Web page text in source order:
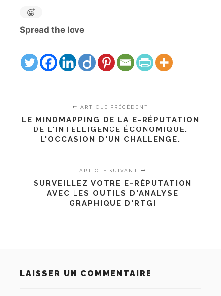
Spread the love
ARTICLE PRÉCÉDENT
LE MINDMAPPING DE LA E-RÉPUTATION
DE L'INTELLIGENCE ÉCONOMIQUE.
L'OCCASION D'UN CHALLENGE.
ARTICLE SUIVANT
SURVEILLEZ VOTRE E-RÉPUTATION
AVEC LES OUTILS D'ANALYSE
GRAPHIQUE D'RTGI
LAISSER UN COMMENTAIRE